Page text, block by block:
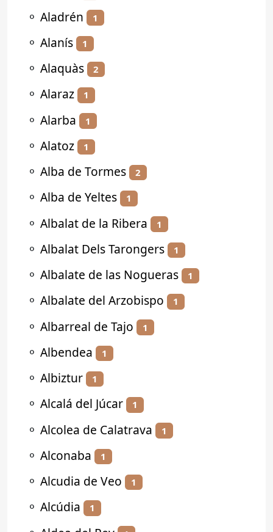
⚬ Aladrén 1
⚬ Alanís 1
⚬ Alaquàs 2
⚬ Alaraz 1
⚬ Alarba 1
⚬ Alatoz 1
⚬ Alba de Tormes 2
⚬ Alba de Yeltes 1
⚬ Albalat de la Ribera 1
⚬ Albalat Dels Tarongers 1
⚬ Albalate de las Nogueras 1
⚬ Albalate del Arzobispo 1
⚬ Albarreal de Tajo 1
⚬ Albendea 1
⚬ Albiztur 1
⚬ Alcalá del Júcar 1
⚬ Alcolea de Calatrava 1
⚬ Alconaba 1
⚬ Alcudia de Veo 1
⚬ Alcúdia 1